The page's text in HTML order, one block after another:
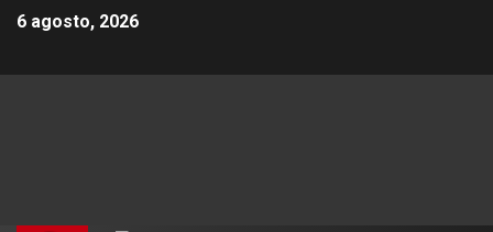
6 agosto, 2026